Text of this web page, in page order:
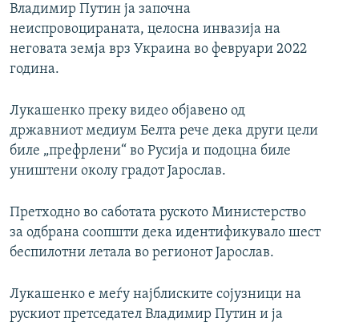
Владимир Путин ја започна
неиспровоцираната, целосна инвазија на
неговата земја врз Украина во февруари 2022
година.
Лукашенко преку видео објавено од
државниот медиум Белта рече дека други цели
биле „префрлени“ во Русија и подоцна биле
уништени околу градот Јарослав.
Претходно во саботата руското Министерство
за одбрана соопшти дека идентификувало шест
беспилотни летала во регионот Јарослав.
Лукашенко е меѓу најблиските сојузници на
рускиот претседател Владимир Путин и ја